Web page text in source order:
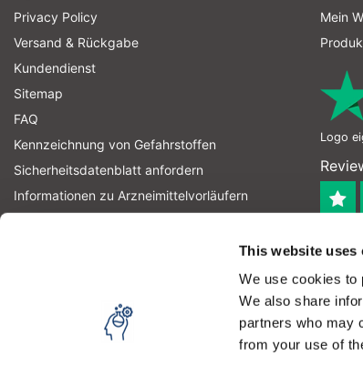
This website uses
We use cookies to
We also share
partners who may
from your use of
Privacy Policy
Versand & Rückgabe
Kundendienst
Sitemap
FAQ
Kennzeichnung von Gefahrstoffen
Sicherheitsdatenblatt anfordern
Informationen zu Arzneimittelvorläufern
Mein
Logo
Let op! Op onze productomschrijvingen kunnen
product kan en mag gebruiken. U bent zelf